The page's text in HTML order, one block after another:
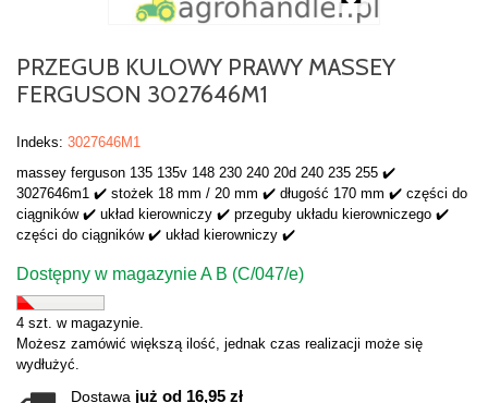
PRZEGUB KULOWY PRAWY MASSEY
FERGUSON 3027646M1
Indeks: 3027646M1
massey ferguson 135 135v 148 230 240 20d 240 235 255 ✔️
3027646m1 ✔️ stożek 18 mm / 20 mm ✔️ długość 170 mm ✔️ części do
ciągników ✔️ układ kierowniczy ✔️ przeguby układu kierowniczego ✔️
części do ciągników ✔️ układ kierowniczy ✔️
Dostępny w magazynie A B (C/047/e)
4 szt. w magazynie.
Możesz zamówić większą ilość, jednak czas realizacji może się
wydłużyć.
Dostawa już od 16,95 zł